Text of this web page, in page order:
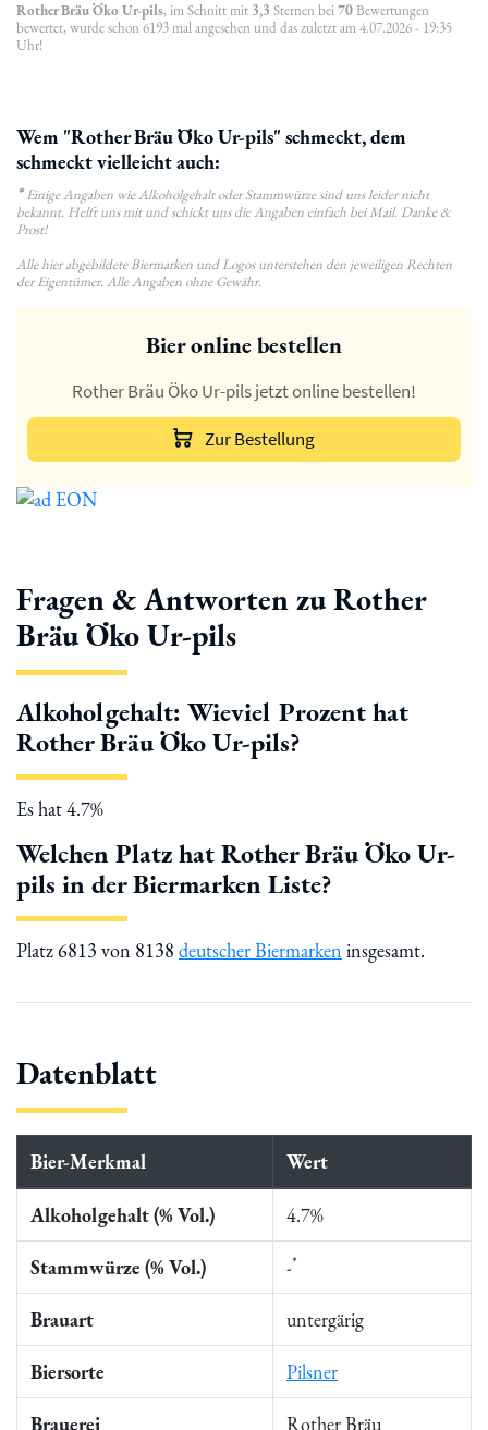
Rother Bräu Öko Ur-pils, im Schnitt mit 3,3 Sternen bei70Bewertungen
bewertet, wurde schon 6193 mal angesehen und das zuletzt am 4.07.2026 - 19:35
Uhr!
Wem "Rother Bräu Öko Ur-pils" schmeckt, dem
schmeckt vielleicht auch:
*Einige Angaben wie Alkoholgehalt oder Stammwürze sind uns leider nicht
bekannt. Helft uns mit und schickt uns die Angaben einfach bei Mail. Danke &
Prost!
Alle hier abgebildete Biermarken und Logos unterstehen den jeweiligen Rechten
der Eigentümer. Alle Angaben ohne Gewähr.
Bier online bestellen
Rother Bräu Öko Ur-pils jetzt online bestellen!
Zur Bestellung
Fragen & Antworten zu Rother
Bräu Öko Ur-pils
Alkoholgehalt: Wieviel Prozent hat
Rother Bräu Öko Ur-pils?
Es hat 4.7%
Welchen Platz hat Rother Bräu Öko Ur-
pils in der Biermarken Liste?
Platz 6813 von 8138 deutscher Biermarken insgesamt.
Datenblatt
Bier-Merkmal Wert
Alkoholgehalt (% Vol.) 4.7%
Stammwürze (% Vol.) -*
Brauart untergärig
Biersorte Pilsner
Brauerei Rother Bräu